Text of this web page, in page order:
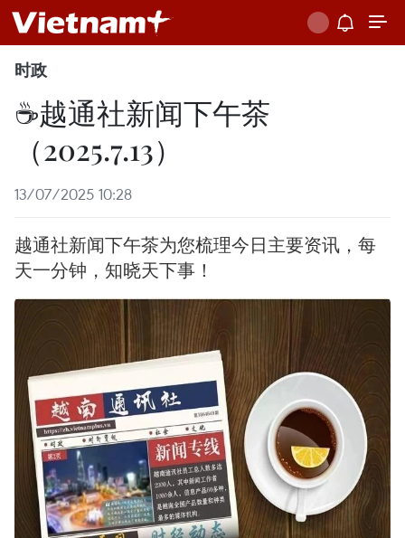
时政
☕️越通社新闻下午茶
（2025.7.13）
13/07/2025 10:28
越通社新闻下午茶为您梳理今日主要资讯，每
天一分钟，知晓天下事！